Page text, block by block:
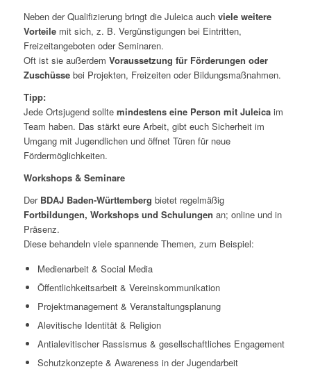
Neben der Qualifizierung bringt die Juleica auch viele weitere
Vorteilemit sich, z. B. Vergünstigungen bei Eintritten,
Freizeitangeboten oder Seminaren.
Oft ist sie außerdem Voraussetzung für Förderungen oder
Zuschüssebei Projekten, Freizeiten oder Bildungsmaßnahmen.
Tipp:
Jede Ortsjugend sollte mindestens eine Person mit Juleicaim
Team haben. Das stärkt eure Arbeit, gibt euch Sicherheit im
Umgang mit Jugendlichen und öffnet Türen für neue
Fördermöglichkeiten.
Workshops & Seminare
Der BDAJ Baden-Württemberg bietet regelmäßig
Fortbildungen, Workshops und Schulungen an; online und in
Präsenz.
Diese behandeln viele spannende Themen, zum Beispiel:
Medienarbeit & Social Media
Öffentlichkeitsarbeit & Vereinskommunikation
Projektmanagement & Veranstaltungsplanung
Alevitische Identität & Religion
Antialevitischer Rassismus & gesellschaftliches Engagement
Schutzkonzepte & Awareness in der Jugendarbeit